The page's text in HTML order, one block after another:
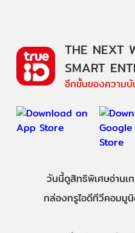
THE NEXT
SMART
อีกขั้นของความ
วันนี้ดูสิทธิพิเศษอ่านเ
กล่องทรูไอดีทีวีคอมมู